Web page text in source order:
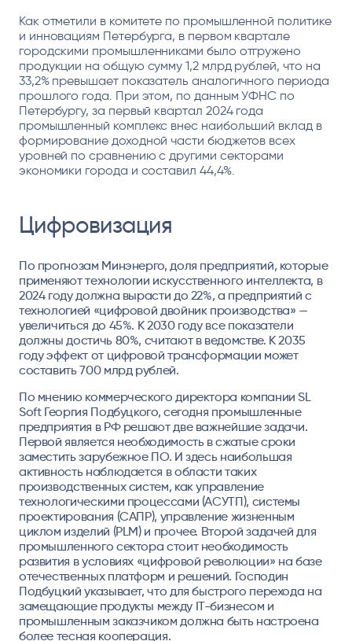
Как отметили в комитете по промышленной политике
и инновациям Петербурга, в первом квартале
городскими промышленниками было отгружено
продукции на общую сумму 1,2 млрд рублей, что на
33,2% превышает показатель аналогичного периода
прошлого года. При этом, по данным УФНС по
Петербургу, за первый квартал 2024 года
промышленный комплекс внес наибольший вклад в
формирование доходной части бюджетов всех
уровней по сравнению с другими секторами
экономики города и составил 44,4%.
Цифровизация
По прогнозам Минэнерго, доля предприятий, которые
применяют технологии искусственного интеллекта, в
2024 году должна вырасти до 22%, а предприятий с
технологией «цифровой двойник производства» —
увеличиться до 45%. К 2030 году все показатели
должны достичь 80%, считают в ведомстве. К 2035
году эффект от цифровой трансформации может
составить 700 млрд рублей.
По мнению коммерческого директора компании SL
Soft Георгия Подбуцкого, сегодня промышленные
предприятия в РФ решают две важнейшие задачи.
Первой является необходимость в сжатые сроки
заместить зарубежное ПО. И здесь наибольшая
активность наблюдается в области таких
производственных систем, как управление
технологическими процессами (АСУТП), системы
проектирования (САПР), управление жизненным
циклом изделий (PLM) и прочее. Второй задачей для
промышленного сектора стоит необходимость
развития в условиях «цифровой революции» на базе
отечественных платформ и решений. Господин
Подбуцкий указывает, что для быстрого перехода на
замещающие продукты между IT-бизнесом и
промышленным заказчиком должна быть настроена
более тесная кооперация.